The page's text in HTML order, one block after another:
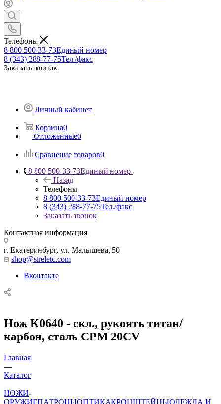
Телефоны
8 800 500-33-73Единый номер
8 (343) 288-77-75Тел./факс
Заказать звонок
Личный кабинет
Корзина0
Отложенные0
Сравнение товаров0
8 800 500-33-73Единый номер
Назад
Телефоны
8 800 500-33-73Единый номер
8 (343) 288-77-75Тел./факс
Заказать звонок
Контактная информация
г. Екатеринбург, ул. Малышева, 50
shop@streletc.com
Вконтакте
Нож K0640 - скл., рукоять титан/
карбон, сталь CPM 20CV
Главная
—
Каталог
—
НОЖИ
ОРУЖИЕПАТРОНЫОПТИКАКРОНШТЕЙНЫОДЕЖДА И